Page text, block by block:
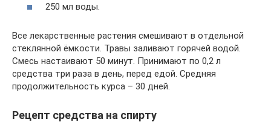
250 мл воды.
Все лекарственные растения смешивают в отдельной
стеклянной ёмкости. Травы заливают горячей водой.
Смесь настаивают 50 минут. Принимают по 0,2 л
средства три раза в день, перед едой. Средняя
продолжительность курса – 30 дней.
Рецепт средства на спирту